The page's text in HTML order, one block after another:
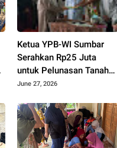
Ketua YPB-WI Sumbar
Serahkan Rp25 Juta
untuk Pelunasan Tanah
dan Bangunan TK RA
Mentawai
June 27, 2026